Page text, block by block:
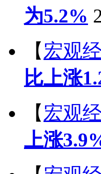
为5.2%
【 宏观
比上涨
【 宏观
上涨